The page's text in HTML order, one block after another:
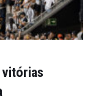
vitórias